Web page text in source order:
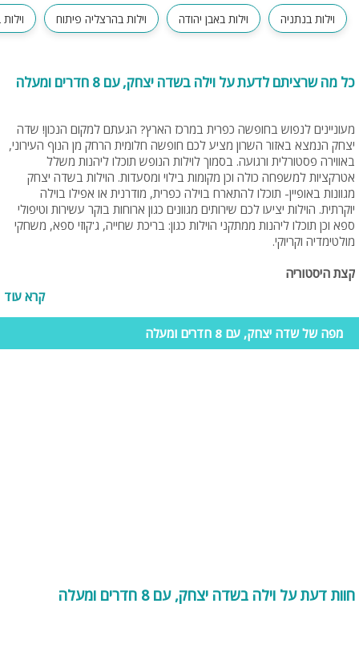
וילות בנתניה וילות באבן יהודה וילות בהרצליה פיתוח
כל מה שרציתם לדעת על וילה בשדה יצחק, עם 8 חדרים ומעלה
מעוניינים לנפוש בחופשה כפרית במרכז הארץ? הגעתם למקום הנכון! שדה
יצחק הנמצא באזור השרון מציע לכם חופשה חלומית הרחק מן הנוף העירוני,
באווירה פסטורלית ורגועה. בסמוך לוילות הנופש תוכלו ליהנות משלל
אטרקציות למשפחה כולה וכן מקומות בילוי ומסעדות. הוילות בשדה יצחק
מגוונות באופיין- תוכלו להתארח בוילה כפרית, מודרנית או אפילו בוילה
יוקרתית. הוילות יציעו לכם שירותים מגוונים כגון ארוחות בוקר עשירות וטיפולי
ספא וכן תוכלו ליהנות ממתקני הוילות כגון: בריכת שחייה, ג'קוזי ספא, משחקי
מולטימדיה וקריוקי.
קצת היסטוריה
שדה יצחק הינו מושב שיתופי עם רקע חקלאי הנמצא באזור השרון, הסמוך
לחדרה. היישוב הוקם בשנת 1952 ובעברו נקרא להבות חביבה. כיום שמו
נקרא על שם מפקד הפלמ"ח דאז- יצחק שדה. עיקר עיסוק תושבי המושב
הוא חקלאות- גידולי פרחים מהגדולים בארץ ועם הזמן אף נכנס לתחום
קרא עוד
מפה של שדה יצחק, עם 8 חדרים ומעלה
חוות דעת על וילה בשדה יצחק, עם 8 חדרים ומעלה